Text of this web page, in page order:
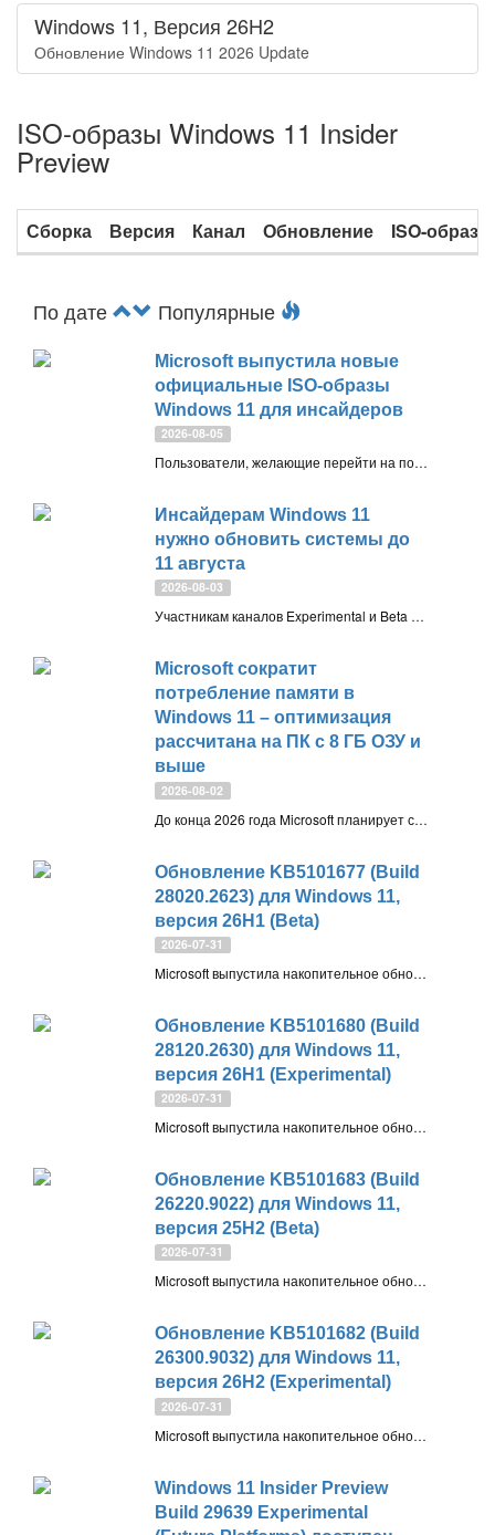
Windows 11, Версия 26H2
Обновление Windows 11 2026 Update
ISO-образы Windows 11 Insider
Preview
Сборка Версия Канал Обновление ISO-образы
По дате Популярные
Microsoft выпустила новые
официальные ISO-образы
Windows 11 для инсайдеров
2026-08-05
Пользователи, желающие перейти на последние инсайдерские сборки Windows 11 на каналах Beta и Experimental, могут воспользоваться новыми официальными ISO-образами от Microsoft (от 31 июля 2026 года)
Инсайдерам Windows 11
нужно обновить системы до
11 августа
2026-08-03
Участникам каналов Experimental и Beta необходимо установить сборку с обновлённым сертификатом подписи до 11 августа 2026 года, иначе устройство перестанет получать новые предварительные версии Windows 11
Microsoft сократит
потребление памяти в
Windows 11 – оптимизация
рассчитана на ПК с 8 ГБ ОЗУ и
выше
2026-08-02
До конца 2026 года Microsoft планирует снизить расход памяти системой, приложениями WinUI 3 и компонентами WebView2. Массовое развёртывание начнётся осенью, при этом официальный минимум в 4 ГБ остаётся без изменений
Обновление KB5101677 (Build
28020.2623) для Windows 11,
версия 26H1 (Beta)
2026-07-31
Microsoft выпустила накопительное обновление KB5101677 (Build 28020.2623) для Windows 11, версия 26H1 для инсайдеров на канале Beta. Как скачать и установить новую сборку Windows 11 Insider Beta Preview Build 28020.2623
Обновление KB5101680 (Build
28120.2630) для Windows 11,
версия 26H1 (Experimental)
2026-07-31
Microsoft выпустила накопительное обновление KB5101680 (Build 28120.2630) для Windows 11, версия 26H1 для инсайдеров на канале Experimental. Как скачать и установить новую сборку Windows 11 Insider Experimental (26H1) Preview Build 28120.2630
Обновление KB5101683 (Build
26220.9022) для Windows 11,
версия 25H2 (Beta)
2026-07-31
Microsoft выпустила накопительное обновление KB5101683 (Build 26220.9022) для Windows 11, версия 25H2 для инсайдеров на канале Beta. Как скачать и установить новую сборку Windows 11 Insider Beta Preview Build 26220.9022
Обновление KB5101682 (Build
26300.9032) для Windows 11,
версия 26H2 (Experimental)
2026-07-31
Microsoft выпустила накопительное обновление KB5101682 (Build 26300.9032) для Windows 11, версия 26H2 для инсайдеров на канале Experimental. Как скачать и установить новую сборку Windows 11 Insider Experimental Preview Build 26300.9032
Windows 11 Insider Preview
Build 29639 Experimental